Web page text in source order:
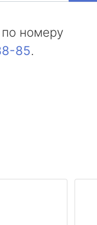
номеру
85.